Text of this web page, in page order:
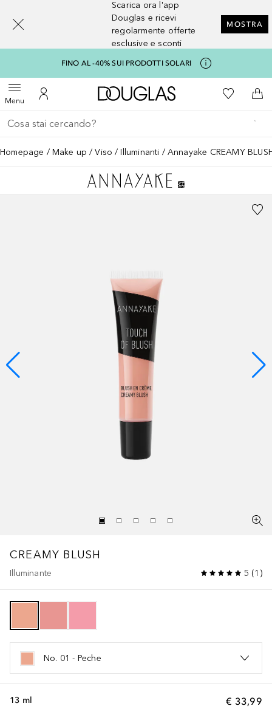
Scarica ora l'app
Douglas e ricevi
regolarmente offerte
esclusive e sconti
MOSTRA
FINO AL -40% SUI PRODOTTI SOLARI
MenuApri menuAl Mio Account
A Douglas HomeAlla Mia
Al
Torna indietro
Esegui ricerca
Homepage Make up Viso Illuminanti Annayake CREAMY
CREAMY BLUSH
Illuminante 5 (1 )
No. 01 - Peche
€ 33,99
13 ml
[navigation.slideout.screenreader]